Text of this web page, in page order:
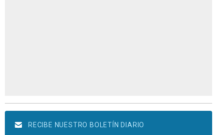
RECIBE NUESTRO BOLETÍN DIARIO